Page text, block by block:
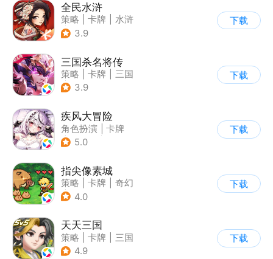
全民水浒
策略 卡牌
水浒
| 中国风
3.9
下载
三国杀名将传
策略 卡牌
三国
| Q版
3.9
下载
疾风大冒险
角色扮演
卡牌
| 美少女
5.0
下载
指尖像素城
策略 卡牌
奇幻
| 美少女
4.0
下载
天天三国
策略 卡牌
三国
| Q版
4.9
下载